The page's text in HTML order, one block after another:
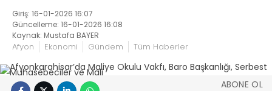
Giriş: 16-01-2026 16:07
Güncelleme: 16-01-2026 16:08
Kaynak: Mustafa BAYER
Afyon Ekonomi Gündem Tüm Haberler
ABONE OL